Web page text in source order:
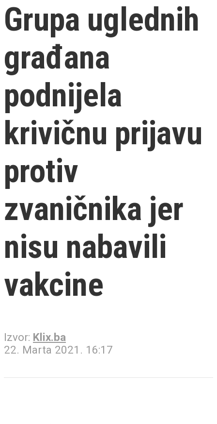
Grupa uglednih
građana
podnijela
krivičnu prijavu
protiv
zvaničnika jer
nisu nabavili
vakcine
Izvor: Klix.ba
22. Marta 2021. 16:17